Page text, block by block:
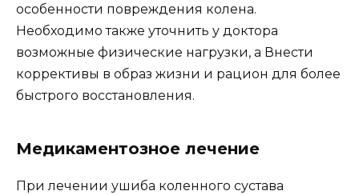
особенности повреждения колена.
Необходимо также уточнить у доктора
возможные физические нагрузки, а Внести
коррективы в образ жизни и рацион для более
быстрого восстановления.
Медикаментозное лечение
При лечении ушиба коленного сустава